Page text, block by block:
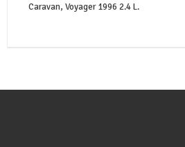
Caravan, Voyager 1996 2.4 L.